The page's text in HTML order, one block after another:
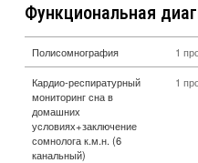
Функциональная
Полисомнография 1
Кардио-респиратурный
мониторинг сна в
домашних
условиях+заключение
сомнолога к.м.н. (6
канальный)
1